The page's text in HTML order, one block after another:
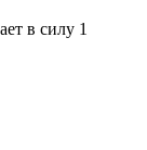
в силу 1